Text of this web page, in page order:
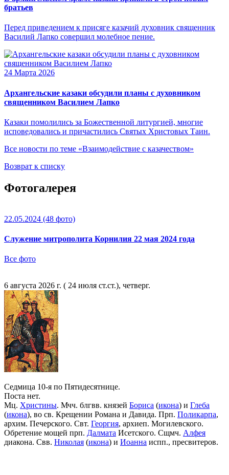
братьев
Перед приведением к присяге казачий духовник священник
Василий Лапко совершил молебное пение.
24 Марта 2026
Архангельские казаки обсудили планы с духовником
священником Василием Лапко
Казаки помолились за Божественной литургией, многие
исповедовались и причастились Святых Христовых Таин.
Все новости по теме «Взаимодействие с казачеством»
Возврат к списку
Фотогалерея
22.05.2024 (48 фото)
Служение митрополита Корнилия 22 мая 2024 года
Все фото
6 августа 2026 г. ( 24 июля ст.ст.), четверг.
Седмица 10-я по Пятидесятнице.
Поста нет.
Мц. Христины. Мчч. блгвв. князей Бориса (икона) и Глеба
(икона), во св. Крещении Романа и Давида. Прп. Поликарпа,
архим. Печерского. Свт. Георгия, архиеп. Могилевского.
Обретение мощей прп. Далмата Исетского. Сщмч. Алфея
диакона. Свв. Николая (икона) и Иоанна испп., пресвитеров.